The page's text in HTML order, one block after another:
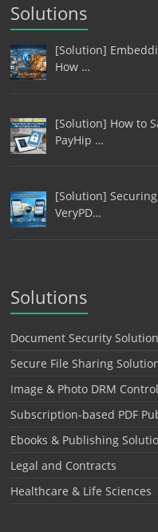
Solutions
[Solution]
How …
[Solution] How to
PayHip …
[Solution]
VeryPD…
Solutions
Document Security Solution
Secure File Sharing
Image & Photo DRM
Subscription-based PDF
Ebooks & Publishing
Legal and Contracts
Healthcare & Life Sciences